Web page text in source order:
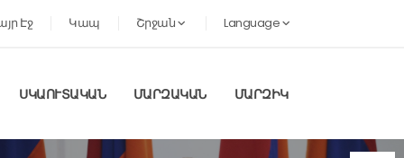
Էջ Կապ Շրջան Language
ՍԿԱՈՒՏԱԿԱՆ ՄԱՐԶԱԿԱՆ ՄԱՐԶԻԿ